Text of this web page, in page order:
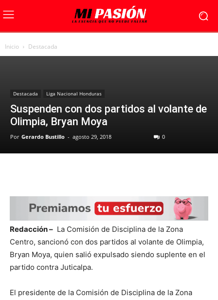
Inicio Destacada
Destacada Liga Nacional Honduras
Suspenden con dos partidos al volante de
Olimpia, Bryan Moya
Por Gerardo Bustillo - agosto 29, 2018 0
Redacción – La Comisión de Disciplina de la Zona
Centro, sancionó con dos partidos al volante de Olimpia,
Bryan Moya, quien salió expulsado siendo suplente en el
partido contra Juticalpa.
El presidente de la Comisión de Disciplina de la Zona